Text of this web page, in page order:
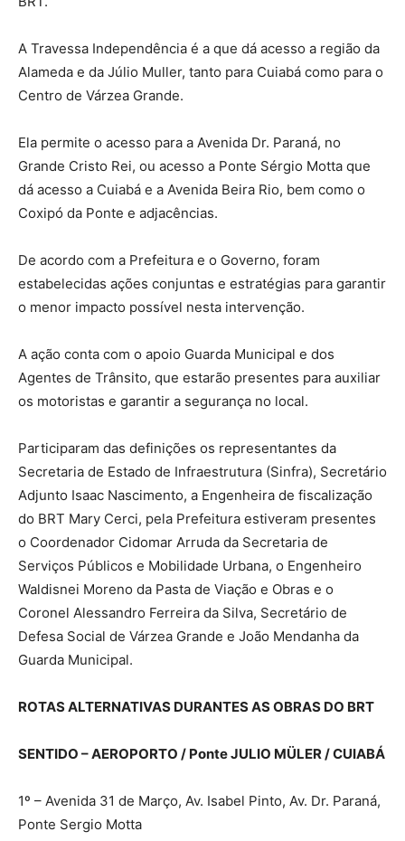
A Travessa Independência é a que dá acesso a região da
Alameda e da Júlio Muller, tanto para Cuiabá como para o
Centro de Várzea Grande.
Ela permite o acesso para a Avenida Dr. Paraná, no
Grande Cristo Rei, ou acesso a Ponte Sérgio Motta que
dá acesso a Cuiabá e a Avenida Beira Rio, bem como o
Coxipó da Ponte e adjacências.
De acordo com a Prefeitura e o Governo, foram
estabelecidas ações conjuntas e estratégias para garantir
o menor impacto possível nesta intervenção.
A ação conta com o apoio Guarda Municipal e dos
Agentes de Trânsito, que estarão presentes para auxiliar
os motoristas e garantir a segurança no local.
Participaram das definições os representantes da
Secretaria de Estado de Infraestrutura (Sinfra), Secretário
Adjunto Isaac Nascimento, a Engenheira de fiscalização
do BRT Mary Cerci, pela Prefeitura estiveram presentes
o Coordenador Cidomar Arruda da Secretaria de
Serviços Públicos e Mobilidade Urbana, o Engenheiro
Waldisnei Moreno da Pasta de Viação e Obras e o
Coronel Alessandro Ferreira da Silva, Secretário de
Defesa Social de Várzea Grande e João Mendanha da
Guarda Municipal.
ROTAS ALTERNATIVAS DURANTES AS OBRAS DO BRT
SENTIDO – AEROPORTO / Ponte JULIO MÜLER / CUIABÁ
1º – Avenida 31 de Março, Av. Isabel Pinto, Av. Dr. Paraná,
Ponte Sergio Motta